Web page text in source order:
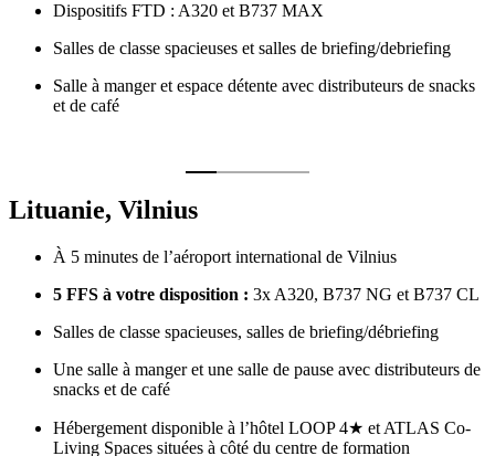
Dispositifs FTD : A320 et B737 MAX
Salles de classe spacieuses et salles de briefing/debriefing
Salle à manger et espace détente avec distributeurs de snacks
et de café
Lituanie, Vilnius
À 5 minutes de l’aéroport international de Vilnius
5 FFS à votre disposition : 3x A320, B737 NG et B737 CL
Salles de classe spacieuses, salles de briefing/débriefing
Une salle à manger et une salle de pause avec distributeurs de
snacks et de café
Hébergement disponible à l’hôtel LOOP 4★ et ATLAS Co-
Living Spaces situées à côté du centre de formation